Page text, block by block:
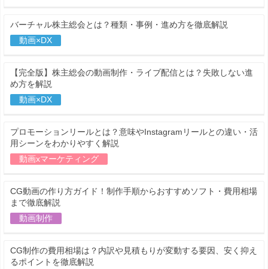
バーチャル株主総会とは？種類・事例・進め方を徹底解説
動画×DX
【完全版】株主総会の動画制作・ライブ配信とは？失敗しない進
め方を解説
動画×DX
プロモーションリールとは？意味やInstagramリールとの違い・活
用シーンをわかりやすく解説
動画xマーケティング
CG動画の作り方ガイド！制作手順からおすすめソフト・費用相場
まで徹底解説
動画制作
CG制作の費用相場は？内訳や見積もりが変動する要因、安く抑え
るポイントを徹底解説